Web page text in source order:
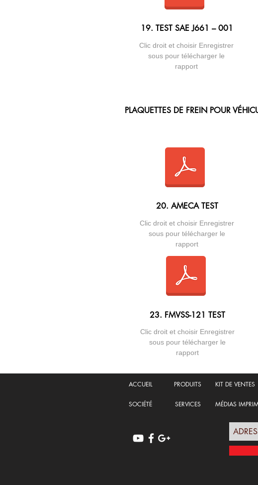
19. TEST SAE J661 – 001
Clic droit et choisir Enregistrer
sous pour télécharger le
rapport
PLAQUETTES DE FREIN POUR
20. AMECA TEST
Clic droit et choisir Enregistrer
sous pour télécharger le
rapport
Clic droit et choisir Enregistrer
sous pour télécharger le
rapport
23. FMVSS-121 TEST
ACCUEIL PRODUITS KIT DE VENTES
SOCIÉTÉ SERVICES MÉDIAS